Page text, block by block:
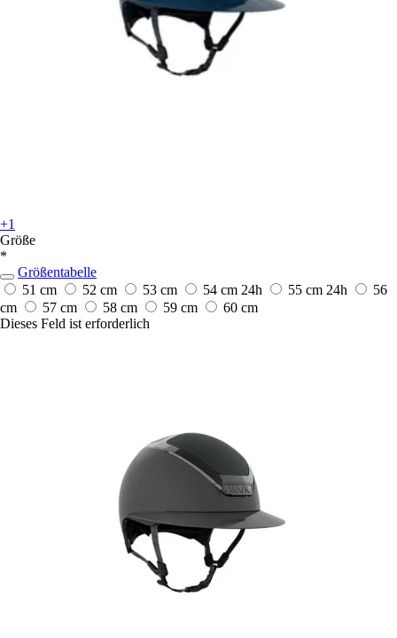
+1
Größe
*
Größentabelle
51 cm
52 cm 53 cm 54 cm 24h 55 cm 24h
56
cm
57 cm 58 cm 59 cm
60 cm
Dieses Feld ist erforderlich